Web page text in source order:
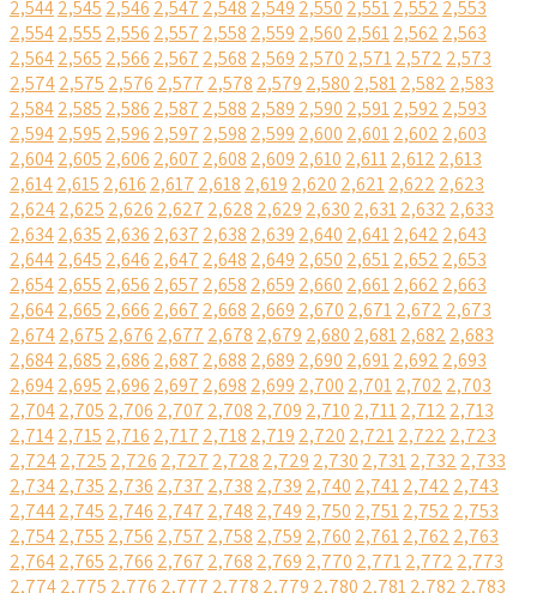
2,5442,545 2,546 2,547 2,548 2,549 2,550 2,5512,552 2,553
2,5542,555 2,556 2,557 2,558 2,559 2,560 2,5612,562 2,563
2,5642,565 2,566 2,567 2,568 2,569 2,570 2,5712,572 2,573
2,5742,575 2,576 2,577 2,578 2,579 2,580 2,5812,582 2,583
2,5842,585 2,586 2,587 2,588 2,589 2,590 2,5912,592 2,593
2,5942,595 2,596 2,597 2,598 2,599 2,600 2,6012,602 2,603
2,6042,605 2,606 2,607 2,608 2,609 2,610 2,6112,612 2,613
2,6142,615 2,616 2,617 2,618 2,619 2,620 2,6212,622 2,623
2,6242,625 2,626 2,627 2,628 2,629 2,630 2,6312,632 2,633
2,6342,635 2,636 2,637 2,638 2,639 2,640 2,6412,642 2,643
2,6442,645 2,646 2,647 2,648 2,649 2,650 2,6512,652 2,653
2,6542,655 2,656 2,657 2,658 2,659 2,660 2,6612,662 2,663
2,6642,665 2,666 2,667 2,668 2,669 2,670 2,6712,672 2,673
2,6742,675 2,676 2,677 2,678 2,679 2,680 2,6812,682 2,683
2,6842,685 2,686 2,687 2,688 2,689 2,690 2,6912,692 2,693
2,6942,695 2,696 2,697 2,698 2,699 2,700 2,7012,702 2,703
2,7042,705 2,706 2,707 2,708 2,709 2,710 2,7112,712 2,713
2,7142,715 2,716 2,717 2,718 2,719 2,720 2,7212,722 2,723
2,7242,725 2,726 2,727 2,728 2,729 2,730 2,7312,732 2,733
2,7342,735 2,736 2,737 2,738 2,739 2,740 2,7412,742 2,743
2,7442,745 2,746 2,747 2,748 2,749 2,750 2,7512,752 2,753
2,7542,755 2,756 2,757 2,758 2,759 2,760 2,7612,762 2,763
2,7642,765 2,766 2,767 2,768 2,769 2,770 2,7712,772 2,773
2,7742,775 2,776 2,777 2,778 2,779 2,780 2,7812,782 2,783